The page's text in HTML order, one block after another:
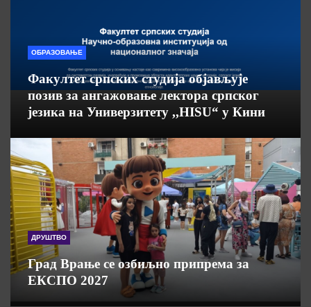
ОБРАЗОВАЊЕ
Факултет српских студија објављује
позив за ангажовање лектора српског
језика на Универзитету ,,HISU“ у Кини
ДРУШТВО
Град Врање се озбиљно припрема за
ЕКСПО 2027